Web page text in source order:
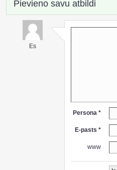
Pievieno savu atbildi
Es
Persona *
E-pasts *
www